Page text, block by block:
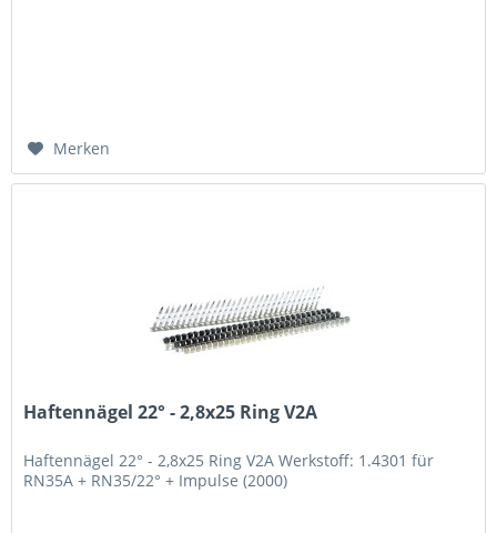
Merken
Haftennägel 22° - 2,8x25 Ring V2A
Haftennägel 22° - 2,8x25 Ring V2A Werkstoff: 1.4301 für
RN35A + RN35/22° + Impulse (2000)